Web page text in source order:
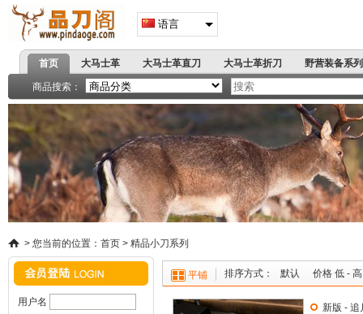
语言
首页 大马士革 大马士革直刀
大马士革折刀
高端刀具
野营装备系列
精品小刀系列
战术折刀 蝴蝶甩刀
弹簧跳刀
飞镖拳套
爪刀手刺
户
手
商品搜索：
> 您当前的位置： 首页 > 精品小刀系列
用户名
平铺 排序方式： 默认 价格 低 - 高
新版 - 追